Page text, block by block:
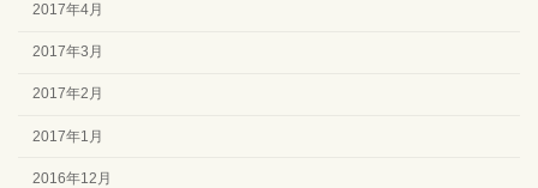
2017年4月
2017年3月
2017年2月
2017年1月
2016年12月